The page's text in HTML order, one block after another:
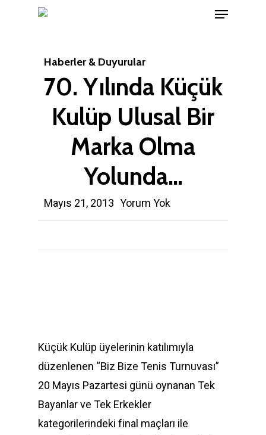
Menu
Haberler & Duyurular
70. Yılında Küçük
Kulüp Ulusal Bir
Marka Olma
Yolunda…
Mayıs 21, 2013 Yorum Yok
Küçük Kulüp üyelerinin katılımıyla
düzenlenen “Biz Bize Tenis Turnuvası”
20 Mayıs Pazartesi günü oynanan Tek
Bayanlar ve Tek Erkekler
kategorilerindeki final maçları ile